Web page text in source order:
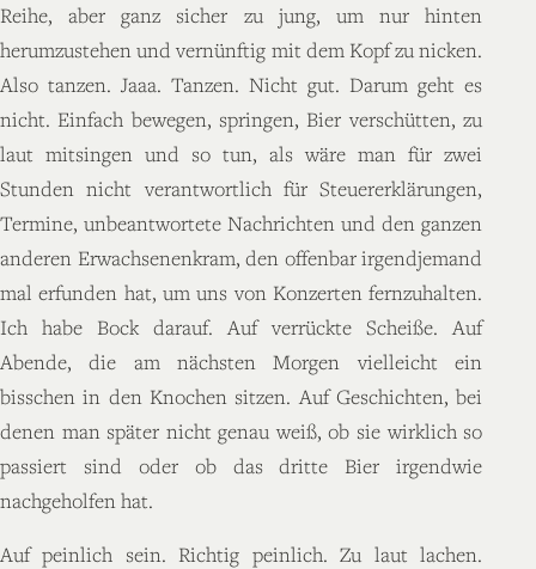
Reihe, aber ganz sicher zu jung, um nur hinten
herumzustehen und vernünftig mit dem Kopf zu nicken.
Also tanzen. Jaaa. Tanzen. Nicht gut. Darum geht es
nicht. Einfach bewegen, springen, Bier verschütten, zu
laut mitsingen und so tun, als wäre man für zwei
Stunden nicht verantwortlich für Steuererklärungen,
Termine, unbeantwortete Nachrichten und den ganzen
anderen Erwachsenenkram, den offenbar irgendjemand
mal erfunden hat, um uns von Konzerten fernzuhalten.
Ich habe Bock darauf. Auf verrückte Scheiße. Auf
Abende, die am nächsten Morgen vielleicht ein
bisschen in den Knochen sitzen. Auf Geschichten, bei
denen man später nicht genau weiß, ob sie wirklich so
passiert sind oder ob das dritte Bier irgendwie
nachgeholfen hat.
Auf peinlich sein. Richtig peinlich. Zu laut lachen.